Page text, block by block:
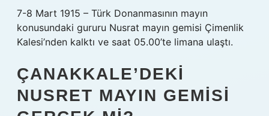
7-8 Mart 1915 – Türk Donanmasının mayın
konusundaki gururu Nusrat mayın gemisi Çimenlik
Kalesi’nden kalktı ve saat 05.00’te limana ulaştı.
ÇANAKKALE’DEKI
NUSRET MAYIN GEMISI